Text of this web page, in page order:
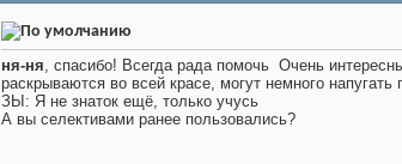
ня-ня, спасибо! Всегда рада помочь Очень
раскрываются во всей красе, могут немного напугать
ЗЫ: Я не знаток ещё, только учусь
А вы селективами ранее пользовались?